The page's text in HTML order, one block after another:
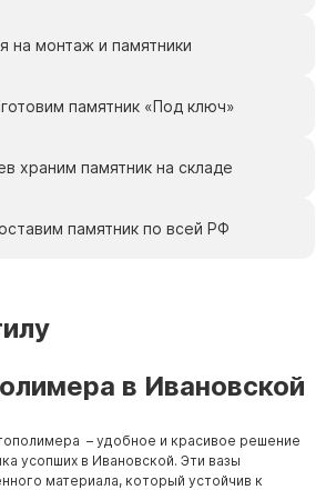
"Ангел" литиевые
Скорбящие
Цветы
на монтаж и памятники
памятник «Под ключ»
храним памятник на складе
памятник по всей РФ
в Ивановской
– удобное и красивое решение
усопших в Ивановской. Эти вазы
материала, который устойчив к